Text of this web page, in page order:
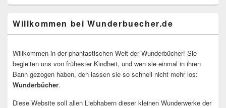
Willkommen bei Wunderbuecher.de
Willkommen in der phantastischen Welt der Wunderbücher! Sie
begleiten uns von frühester Kindheit, und wen sie einmal in ihren
Bann gezogen haben, den lassen sie so schnell nicht mehr los:
Wunderbücher.
Diese Website soll allen Liebhabern dieser kleinen Wunderwerke der